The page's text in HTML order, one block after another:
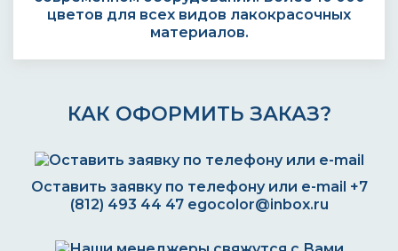
цветов для всех видов лакокрасочных
материалов.
КАК ОФОРМИТЬ ЗАКАЗ?
Оставить заявку по телефону или e-mail +7
(812) 493 44 47 egocolor@inbox.ru